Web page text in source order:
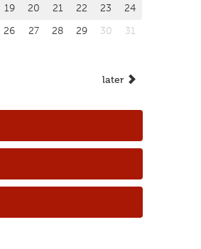
19 20 21 22 23
24
26 27 28 29 30 31
later